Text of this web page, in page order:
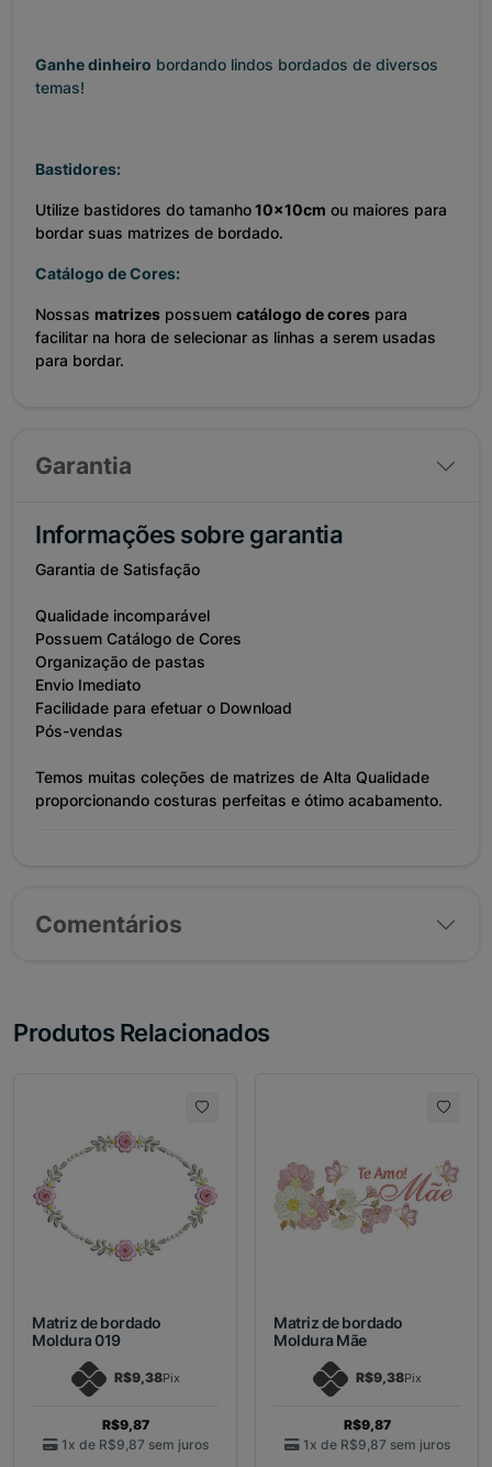
Ganhe dinheiro bordando lindos bordados de diversos
temas!
Bastidores:
Utilize bastidores do tamanho10x10cm ou maiores para
bordar suas matrizes de bordado.
Catálogo de Cores:
Nossas matrizes possuem catálogo de cores para
facilitar na hora de selecionar as linhas a serem usadas
para bordar.
Garantia
Informações sobre garantia
Garantia de Satisfação
Qualidade incomparável
Possuem Catálogo de Cores
Organização de pastas
Envio Imediato
Facilidade para efetuar o Download
Pós-vendas
Temos muitas coleções de matrizes de Alta Qualidade
proporcionando costuras perfeitas e ótimo acabamento.
Comentários
Produtos Relacionados
Matriz de bordado
Moldura 019
R$9,38Pix
R$9,87
1x de R$9,87 sem juros
Matriz de bordado
Moldura Mãe
R$9,38Pix
R$9,87
1x de R$9,87 sem juros